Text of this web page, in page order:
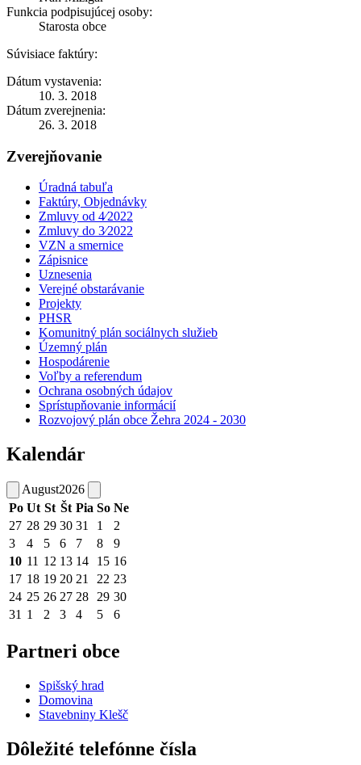
Funkcia podpisujúcej osoby:
Starosta obce
Súvisiace faktúry:
Dátum vystavenia:
10. 3. 2018
Dátum zverejnenia:
26. 3. 2018
Zverejňovanie
Úradná tabuľa
Faktúry, Objednávky
Zmluvy od 4⁄2022
Zmluvy do 3⁄2022
VZN a smernice
Zápisnice
Uznesenia
Verejné obstarávanie
Projekty
PHSR
Komunitný plán sociálnych služieb
Územný plán
Hospodárenie
Voľby a referendum
Ochrana osobných údajov
Sprístupňovanie informácií
Rozvojový plán obce Žehra 2024 - 2030
Kalendár
August2026
Po Ut St Št Pia So Ne
27 28 29 30 31 1
2
3
4 5 6 7 8
9
10 11 12 13 14 15 16
17 18 19 20 21 22 23
24 25 26 27 28 29 30
31 1 2 3 4 5 6
Partneri obce
Spišský hrad
Domovina
Stavebniny Klešč
Dôležité telefónne čísla